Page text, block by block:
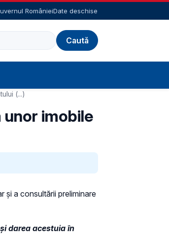
RomânieiDate deschise
(...)
imobile
și a consultării preliminare
darea acestuia în